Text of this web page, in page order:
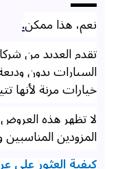
نعم، هذا ممكن.
تقدم العديد من
السيارات بدون
خيارات مرنة لأنها
لا تظهر هذه
المزودين